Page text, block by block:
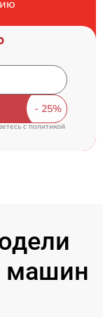
cполитикой
машин